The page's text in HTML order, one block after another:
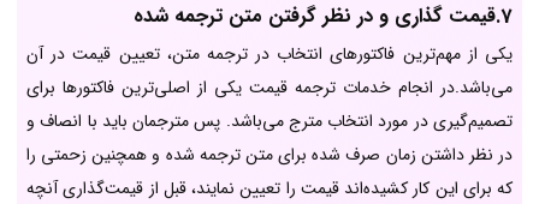
7.قیمت ‌گذاری و در نظر گرفتن متن ترجمه شده
یکی از مهم‌ترین فاکتورهای انتخاب در ترجمه متن، تعیین قیمت در آن
می‌باشد.در انجام خدمات ترجمه قیمت یکی از اصلی‌ترین فاکتورها برای
تصمیم‌گیری در مورد انتخاب مترج می‌باشد. پس مترجمان باید با انصاف و
در نظر داشتن زمان صرف شده برای متن ترجمه شده و همچنین زحمتی را
که برای این کار کشیده‌اند قیمت را تعیین نمایند، قبل از قیمت‌گذاری آنچه